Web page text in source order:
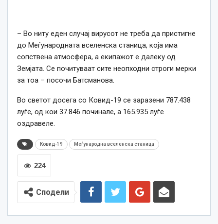
– Во ниту еден случај вирусот не треба да пристигне
до Меѓународната вселенска станица, која има
сопствена атмосфера, а екипажот е далеку од
Земјата. Се почитуваат сите неопходни строги мерки
за тоа – посочи Батсманова.
Во светот досега со Ковид-19 се заразени 787.438
луѓе, од кои 37.846 починале, а 165.935 луѓе
оздравеле.
Ковид-19 Меѓународна вселенска станица
224
Сподели